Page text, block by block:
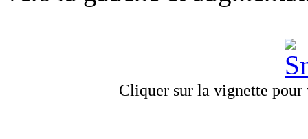
Cliquer sur la vignette